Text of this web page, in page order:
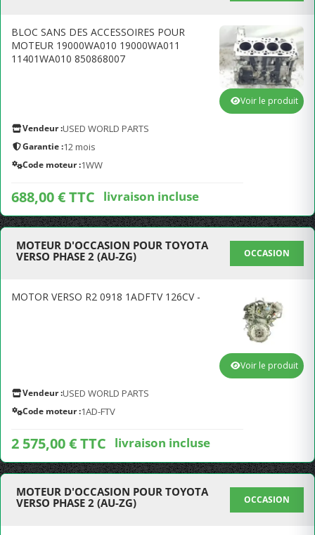
BLOC SANS DES ACCESSOIRES POUR
MOTEUR 19000WA010 19000WA011
11401WA010 850868007
Vendeur :USED WORLD PARTS
Garantie :12 mois
Code moteur :1WW
688,00 € TTC livraison incluse
Voir le produit
MOTEUR D'OCCASION POUR TOYOTA
VERSO PHASE 2 (AU-ZG)
OCCASION
MOTOR VERSO R2 0918 1ADFTV 126CV -
Vendeur :USED WORLD PARTS
Code moteur :1AD-FTV
2 575,00 € TTC livraison incluse
Voir le produit
MOTEUR D'OCCASION POUR TOYOTA
VERSO PHASE 2 (AU-ZG)
OCCASION